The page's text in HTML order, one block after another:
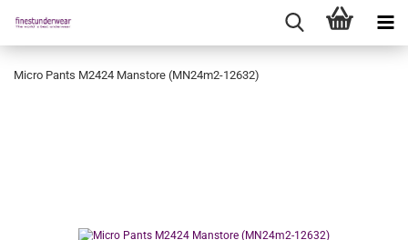
Micro Pants M2424 Manstore (MN24m2-12632)